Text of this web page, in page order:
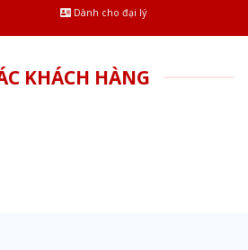
Dành cho đại lý
KHÁCH HÀNG